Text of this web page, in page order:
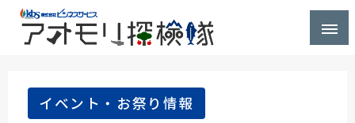
イベント・お祭り情報